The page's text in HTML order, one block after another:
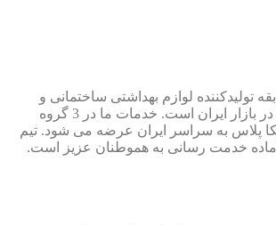
سال سابقه تولیدکننده لوازم بهداشتی ساختمانی و
تاسیسات ساختمانی در بازار ایران است. خدمات ما در 3 گروه
پلاس به سراسر ایران عرضه می شود. تیم
خدمت رسانی به هموطنان عزیز است.